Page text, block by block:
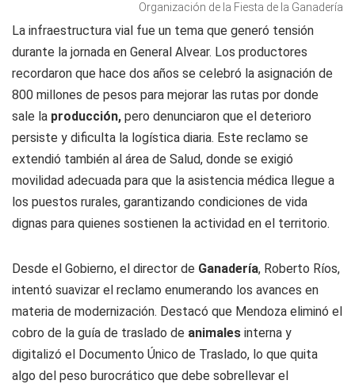
Organización de la Fiesta de la Ganadería
La infraestructura vial fue un tema que generó tensión
durante la jornada en General Alvear. Los productores
recordaron que hace dos años se celebró la asignación de
800 millones de pesos para mejorar las rutas por donde
sale la producción, pero denunciaron que el deterioro
persiste y dificulta la logística diaria. Este reclamo se
extendió también al área de Salud, donde se exigió
movilidad adecuada para que la asistencia médica llegue a
los puestos rurales, garantizando condiciones de vida
dignas para quienes sostienen la actividad en el territorio.
Desde el Gobierno, el director de Ganadería, Roberto Ríos,
intentó suavizar el reclamo enumerando los avances en
materia de modernización. Destacó que Mendoza eliminó el
cobro de la guía de traslado de animales interna y
digitalizó el Documento Único de Traslado, lo que quita
algo del peso burocrático que debe sobrellevar el